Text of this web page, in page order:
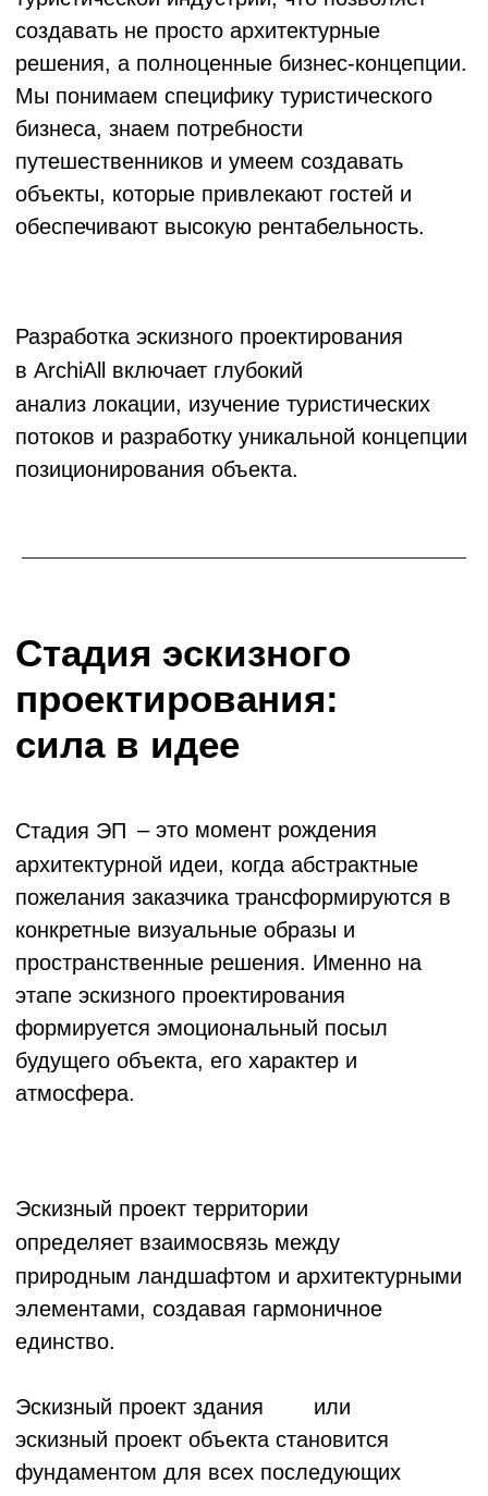
архитектурной идеи, когда абстрактные
пожелания заказчика трансформируются в
конкретные визуальные образы и
пространственные решения. Именно на
этапе эскизного проектирования
формируется эмоциональный посыл
будущего объекта, его характер и
атмосфера.
или
эскизный проект объекта становится
природным ландшафтом и архитектурными
элементами, создавая гармоничное
единство.
определяет взаимосвязь между
– это момент рождения
Стадия ЭП
Состав проекта